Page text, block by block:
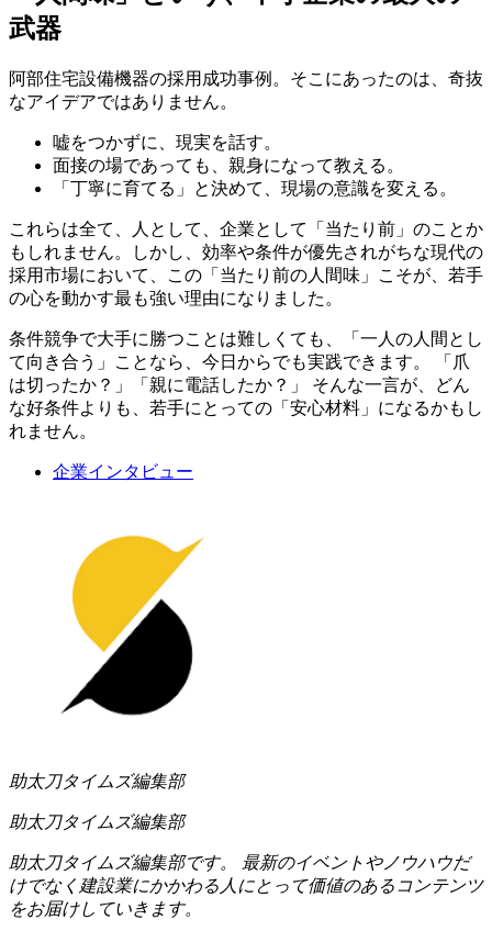
武器
阿部住宅設備機器の採用成功事例。そこにあったのは、奇抜
なアイデアではありません。
嘘をつかずに、現実を話す。
面接の場であっても、親身になって教える。
「丁寧に育てる」と決めて、現場の意識を変える。
これらは全て、人として、企業として「当たり前」のことか
もしれません。しかし、効率や条件が優先されがちな現代の
採用市場において、この「当たり前の人間味」こそが、若手
の心を動かす最も強い理由になりました。
条件競争で大手に勝つことは難しくても、「一人の人間とし
て向き合う」ことなら、今日からでも実践できます。 「爪
は切ったか？」「親に電話したか？」 そんな一言が、どん
な好条件よりも、若手にとっての「安心材料」になるかもし
れません。
企業インタビュー
助太刀タイムズ編集部
助太刀タイムズ編集部
助太刀タイムズ編集部です。 最新のイベントやノウハウだ
けでなく建設業にかかわる人にとって価値のあるコンテンツ
をお届けしていきます。